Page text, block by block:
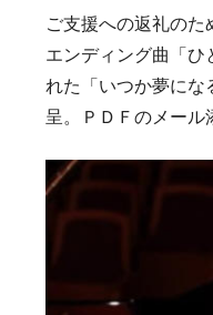
ご支援への返礼の
エンディング曲「ひ
れた「いつか夢にな
呈。ＰＤＦのメール